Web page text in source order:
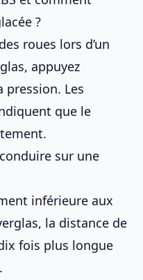
?
roues lors d’un
appuyez
Les
que le
sur une
inférieure aux
la distance de
fois plus longue